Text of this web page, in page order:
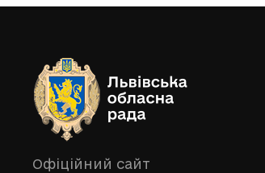
Офіційний сайт